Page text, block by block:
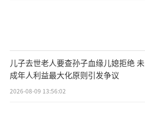
儿子去世老人要查孙子血缘儿媳拒绝 未
成年人利益最大化原则引发争议
2026-08-09 13:56:02